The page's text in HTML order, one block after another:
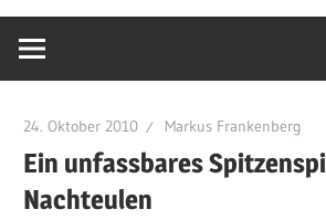
24. Oktober 2010 Markus Frankenberg
Ein unfassbares
Nachteulen